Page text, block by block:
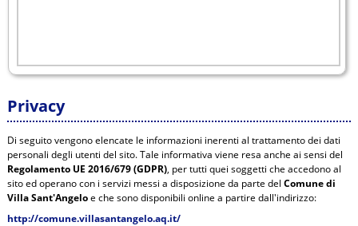
Privacy
Di seguito vengono elencate le informazioni inerenti al trattamento dei dati
personali degli utenti del sito. Tale informativa viene resa anche ai sensi del
Regolamento UE 2016/679 (GDPR), per tutti quei soggetti che accedono al
sito ed operano con i servizi messi a disposizione da parte del Comune di
Villa Sant'Angeloe che sono disponibili online a partire dall'indirizzo:
http://comune.villasantangelo.aq.it/